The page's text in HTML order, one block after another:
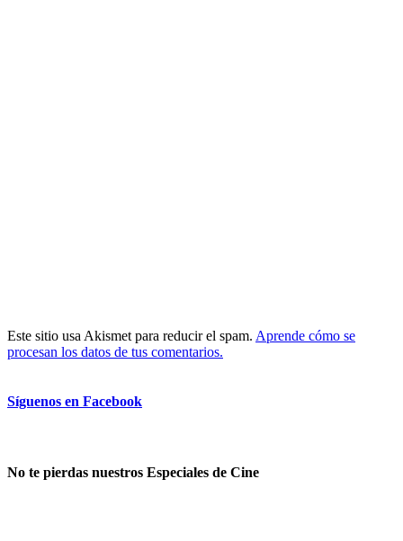
Este sitio usa Akismet para reducir el spam. Aprende cómo se
procesan los datos de tus comentarios.
Síguenos en Facebook
No te pierdas nuestros Especiales de Cine